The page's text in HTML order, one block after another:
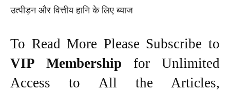
उत्पीड़न और वित्तीय हानि के लिए ब्याज
To Read More Please Subscribe to
VIP Membership for Unlimited
Access to All the Articles,